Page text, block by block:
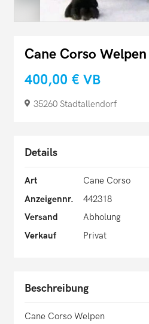
Cane Corso Welpen
400,00 € VB
35260 Stadtallendorf
Details
Art
Cane Corso
Anzeigennr.
442318
Versand
Abholung
Verkauf
Privat
Beschreibung
Cane Corso Welpen